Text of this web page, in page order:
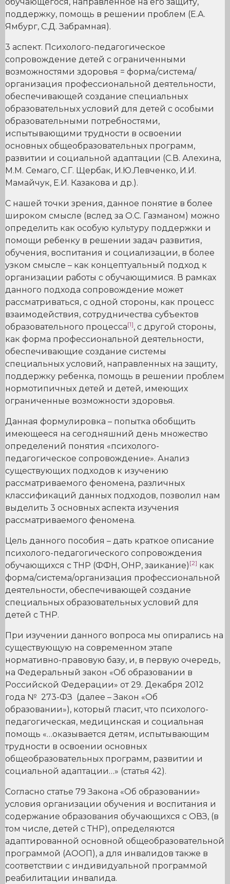
обучающегося, направленное на его защиту,
поддержку, помощь в решении проблем (Е.А.
Ямбург, С.Д. Забрамная).
3 аспект. Психолого-педагогическое
сопровождение детей с ограниченными
возможностями здоровья = форма/система/
организация профессиональной деятельности,
обеспечивающей создание специальных
образовательных условий для детей с особыми
образовательными потребностями,
испытывающими трудности в освоении
основных общеобразовательных программ,
развитии и социальной адаптации (С.В. Алехина,
М.М. Семаго, С.Г. Щербак, И.Ю.Левченко, И.И.
Мамайчук, Е.И. Казакова и др.).
С нашей точки зрения, данное понятие в более
широком смысле (вслед за О.С. Газманом) можно
определить как особую культуру поддержки и
помощи ребенку в решении задач развития,
обучения, воспитания и социализации, в более
узком смысле – как концептуальный подход к
организации работы с обучающимися. В рамках
данного подхода сопровождение может
рассматриваться, с одной стороны, как процесс
взаимодействия, сотрудничества субъектов
образовательного процесса[1], с другой стороны,
как форма профессиональной деятельности,
обеспечивающие создание системы
специальных условий, направленных на защиту,
поддержку ребенка, помощь в решении проблем
нормотипичных детей и детей, имеющих
ограниченные возможности здоровья.
Данная формулировка – попытка обобщить
имеющееся на сегодняшний день множество
определений понятия «психолого-
педагогическое сопровождение». Анализ
существующих подходов к изучению
рассматриваемого феномена, различных
классификаций данных подходов, позволил нам
выделить 3 основных аспекта изучения
рассматриваемого феномена.
Цель данного пособия – дать краткое описание
психолого-педагогического сопровождения
обучающихся с ТНР (ФФН, ОНР, заикание) [2] как
форма/система/организация профессиональной
деятельности, обеспечивающей создание
специальных образовательных условий для
детей с ТНР.
При изучении данного вопроса мы опирались на
существующую на современном этапе
нормативно-правовую базу, и, в первую очередь,
на Федеральный закон «Об образовании в
Российской Федерации» от 29. Декабря 2012
года № 273-ФЗ (далее – Закон «Об
образовании»), который гласит, что психолого-
педагогическая, медицинская и социальная
помощь «…оказывается детям, испытывающим
трудности в освоении основных
общеобразовательных программ, развитии и
социальной адаптации…» (статья 42).
Согласно статье 79 Закона «Об образовании»
условия организации обучения и воспитания и
содержание образования обучающихся с ОВЗ, (в
том числе, детей с ТНР), определяются
адаптированной основной общеобразовательной
программой (АООП), а для инвалидов также в
соответствии с индивидуальной программой
реабилитации инвалида.